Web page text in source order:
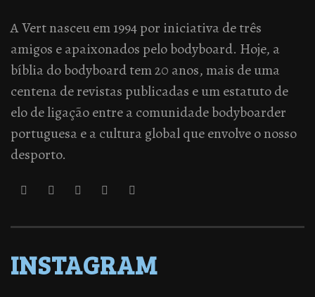
A Vert nasceu em 1994 por iniciativa de três
amigos e apaixonados pelo bodyboard. Hoje, a
bíblia do bodyboard tem 20 anos, mais de uma
centena de revistas publicadas e um estatuto de
elo de ligação entre a comunidade bodyboarder
portuguesa e a cultura global que envolve o nosso
desporto.
INSTAGRAM